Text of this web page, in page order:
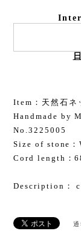
Item：天然石
Handmade by
No.3225005
Size of stone
Cord length：
Description：
通